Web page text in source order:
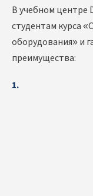
В учебном центре
студентам курса
оборудования» и
преимущества: